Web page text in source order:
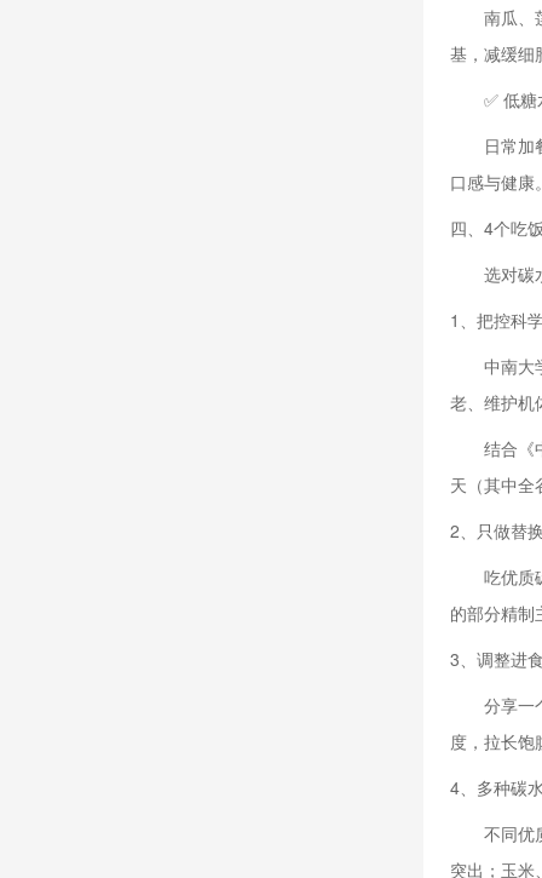
南瓜、
基，减缓细
✅ 低
日常加
口感与健康
四、4个吃
选对碳
1、把控科
中南大
老、维护机
结合《
天（其中全
2、只做替
吃优质
的部分精制
3、调整进
分享一
度，拉长饱
4、多种碳
不同优
突出；玉米